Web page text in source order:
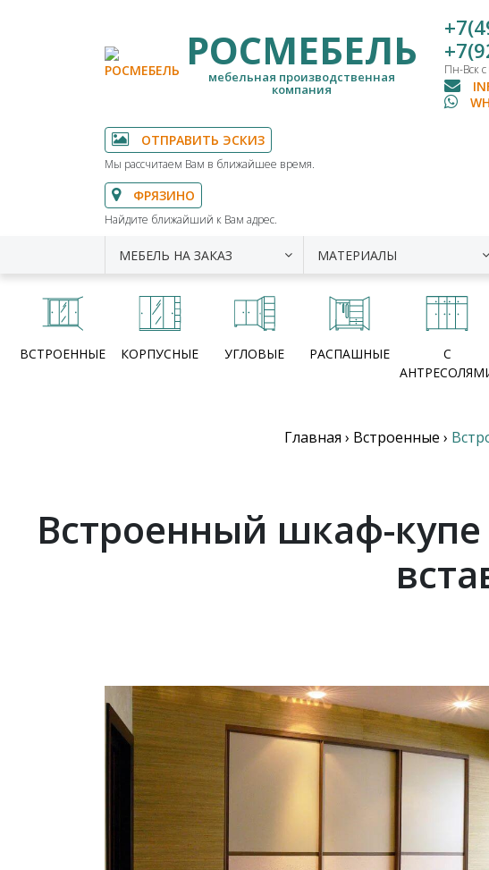
РОСМЕБЕЛЬ
мебельная производственная
компания
Пн-Вск
ОТПРАВИТЬ ЭСКИЗ
Мы рассчитаем Вам в ближайшее время.
ФРЯЗИНО
Найдите ближайший к Вам адрес.
МЕБЕЛЬ НА ЗАКАЗ МАТЕРИАЛЫ
ВСТРОЕННЫЕ КОРПУСНЫЕ УГЛОВЫЕ РАСПАШНЫЕ
С
Главная › Встроенные ›
Встроенный шкаф-